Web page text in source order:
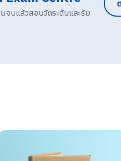
จบแล้วสอบวัดระดับและรับ